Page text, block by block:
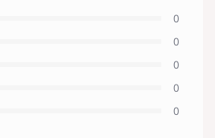
0
0
0
0
0